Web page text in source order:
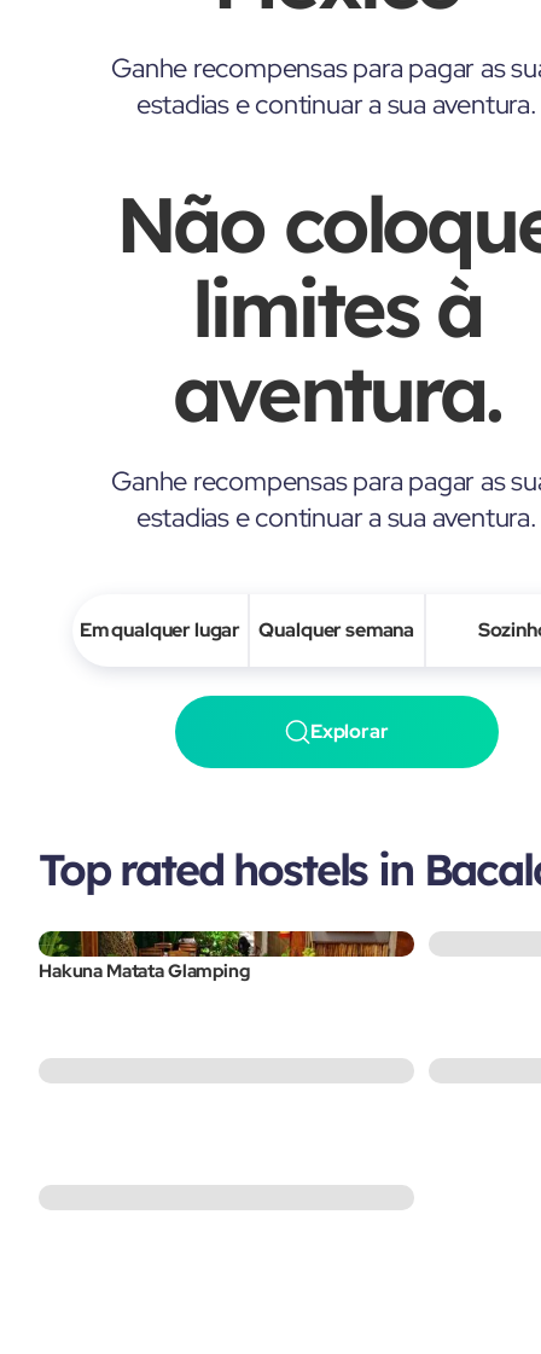
Ganhe recompensas para pagar as
estadias e continuar a sua aventura.
Não
limites à
aventura.
Ganhe recompensas para pagar as
estadias e continuar a sua aventura.
Em qualquer lugar Qualquer semana
Explorar
Top rated hostels in
Hakuna Matata Glamping